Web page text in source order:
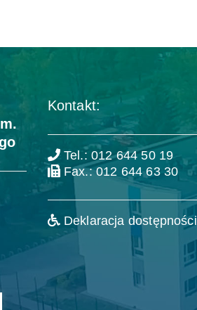
Kontakt:
Tel.: 012 644 50 19
Fax.: 012 644 63 30
Deklaracja dostępności